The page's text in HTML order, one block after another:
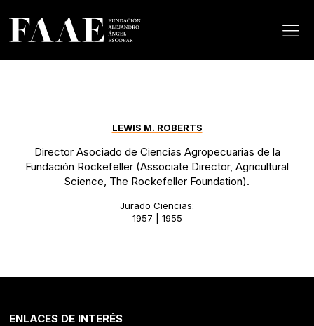
LEWIS M. ROBERTS
Director Asociado de Ciencias Agropecuarias de la
Fundación Rockefeller (Associate Director, Agricultural
Science, The Rockefeller Foundation).
Jurado Ciencias:
1957 | 1955
ENLACES DE INTERÉS